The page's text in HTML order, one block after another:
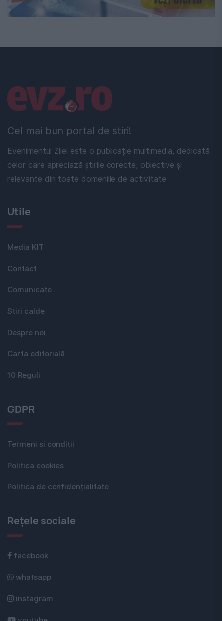
Cel mai bun portal de stiri!
Evenimentul Zilei este o publicație multimedia, dedicată
celor care apreciază știrile corecte, obiective și
relevante din toate domeniile de activitate
Linkuri utile
Utile
Media KIT
Contact
Comunicate
Stiri calde
Despre noi
Carta editorială
10 Reguli
GDPR
Termeni si conditii
Politica cookies
Politica de confidențialitate
Rețele sociale
facebook
whatsapp
instagram